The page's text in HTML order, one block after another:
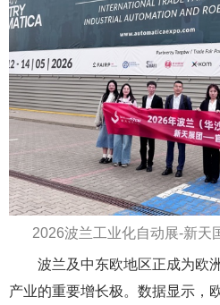
2026波兰工业化自动展-新天
波兰及中东欧地区正成为欧
产业的重要增长极。数据显示，